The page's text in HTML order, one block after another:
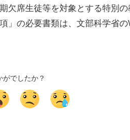
欠席生徒等を対象とする特別の
」の必要書類は、文部科学省の
がでしたか？